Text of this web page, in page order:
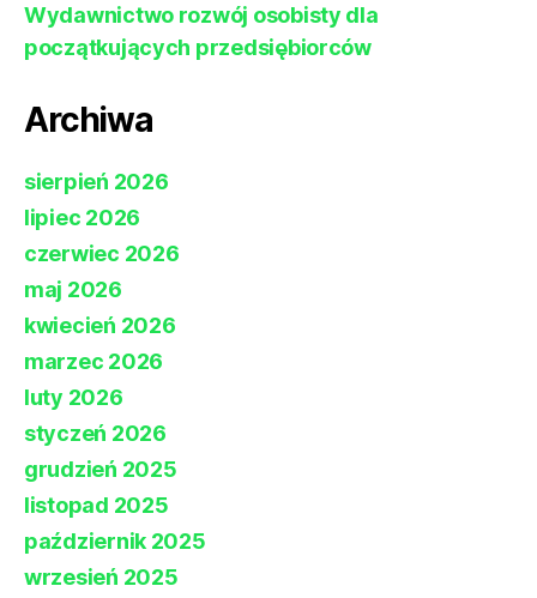
Wydawnictwo rozwój osobisty dla
początkujących przedsiębiorców
Archiwa
sierpień 2026
lipiec 2026
czerwiec 2026
maj 2026
kwiecień 2026
marzec 2026
luty 2026
styczeń 2026
grudzień 2025
listopad 2025
październik 2025
wrzesień 2025